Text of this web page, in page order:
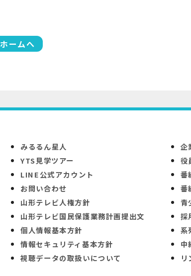
ホームへ
みるるん星人
YTS見学ツアー
LINE公式アカウント
お問い合わせ
山形テレビ人権方針
山形テレビ国民保護業務計画提出文
個人情報基本方針
情報セキュリティ基本方針
視聴データの取扱いについて
企
役
番
番
青
採
系
中